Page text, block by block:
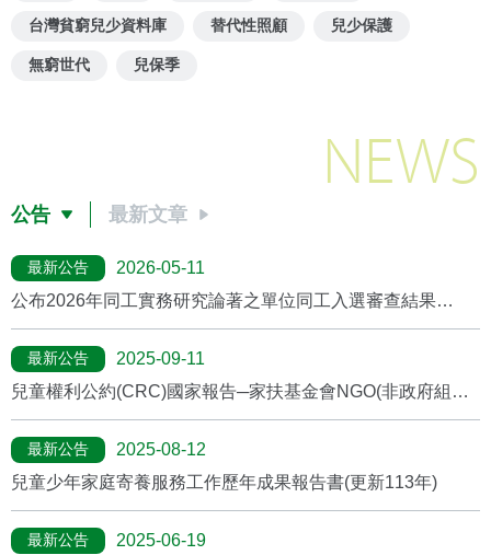
台灣貧窮兒少資料庫 替代性照顧 兒少保護
無窮世代 兒保季
NEWS
公告 最新文章
最新公告
2026-05-11
公布2026年同工實務研究論著之單位同工入選審查結果
最新公告
2025-09-11
兒童權利公約(CRC)國家報告─家扶基金會NGO(非政府組織)
最新公告
2025-08-12
兒童少年家庭寄養服務工作歷年成果報告書(更新113年)
最新公告
2025-06-19